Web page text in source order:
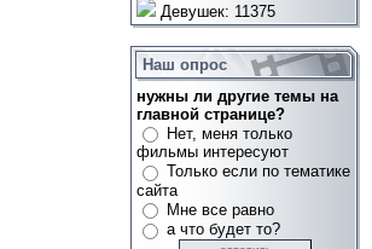
Девушек: 11375
Наш опрос
нужны ли другие темы на
главной странице?
Нет, меня только
фильмы интересуют
Только если по тематике
сайта
Мне все равно
а что будет то?